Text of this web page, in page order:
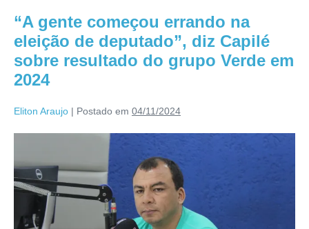
“A gente começou errando na
eleição de deputado”, diz Capilé
sobre resultado do grupo Verde em
2024
Eliton Araujo | Postado em 04/11/2024